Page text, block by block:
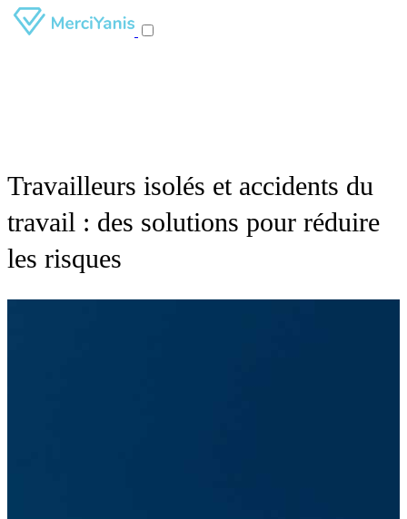
Travailleurs isolés et accidents du
travail : des solutions pour réduire
les risques